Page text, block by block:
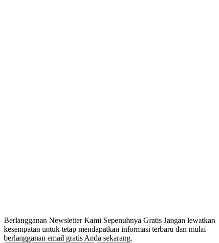
Berlangganan Newsletter Kami Sepenuhnya Gratis Jangan lewatkan
kesempatan untuk tetap mendapatkan informasi terbaru dan mulai
berlangganan email gratis Anda sekarang.